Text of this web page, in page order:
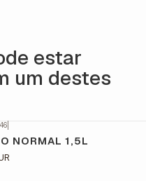
estar
um destes
|
NORMAL 1,5L